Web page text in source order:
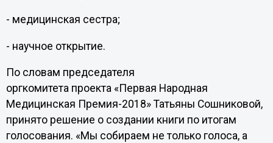
- медицинская сестра;
- научное открытие.
По словам председателя
оргкомитета проекта «Первая Народная
Медицинская Премия-2018» Татьяны Сошниковой,
принято решение о создании книги по итогам
голосования. «Мы собираем не только голоса, а